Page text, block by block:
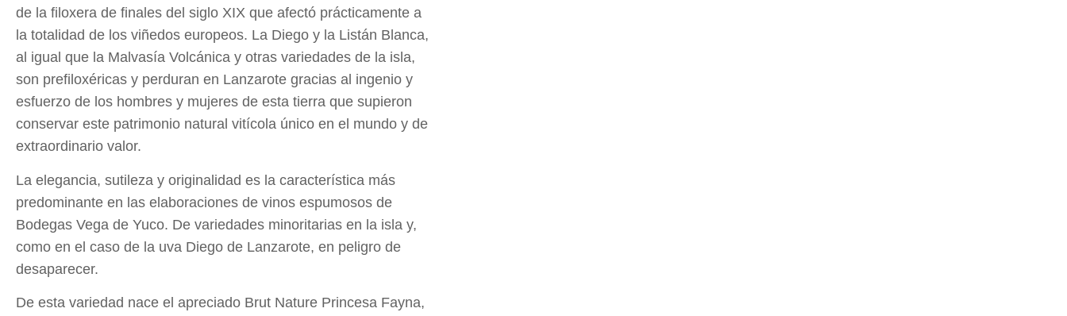
de la filoxera de finales del siglo XIX que afectó prácticamente a
la totalidad de los viñedos europeos. La Diego y la Listán Blanca,
al igual que la Malvasía Volcánica y otras variedades de la isla,
son prefiloxéricas y perduran en Lanzarote gracias al ingenio y
esfuerzo de los hombres y mujeres de esta tierra que supieron
conservar este patrimonio natural vitícola único en el mundo y de
extraordinario valor.
La elegancia, sutileza y originalidad es la característica más
predominante en las elaboraciones de vinos espumosos de
Bodegas Vega de Yuco. De variedades minoritarias en la isla y,
como en el caso de la uva Diego de Lanzarote, en peligro de
desaparecer.
De esta variedad nace el apreciado Brut Nature Princesa Fayna,